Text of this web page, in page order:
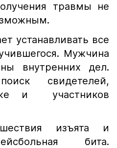
травмы не
устанавливать все
Мужчина
внутренних дел.
свидетелей,
и участников
изъята и
бита.